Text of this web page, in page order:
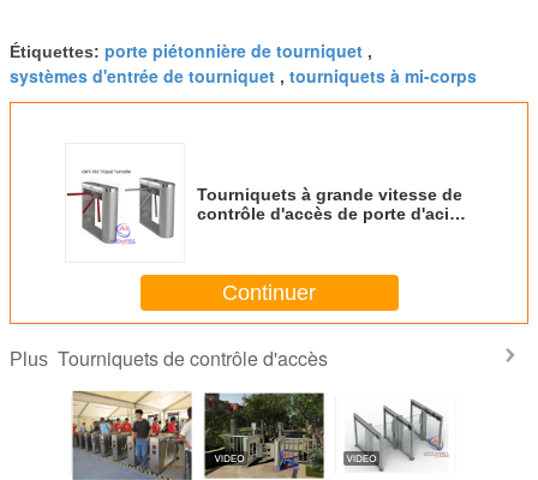
Étiquettes: porte piétonnière de tourniquet ,
systèmes d'entrée de tourniquet , tourniquets à mi-corps
Tourniquets à grande vitesse de
contrôle d'accès de porte d'acier
Continuer
Plus Tourniquets de contrôle d'accès